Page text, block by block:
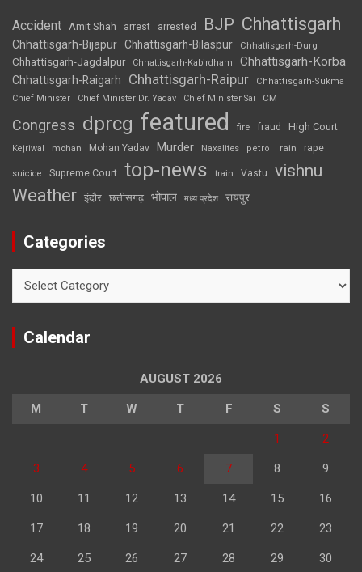
Accident Amit Shah arrest arrested BJP Chhattisgarh
Chhattisgarh-Bijapur Chhattisgarh-Bilaspur Chhattisgarh-Durg
Chhattisgarh-Jagdalpur Chhattisgarh-Kabirdham Chhattisgarh-Korba
Chhattisgarh-Raigarh Chhattisgarh-Raipur
Chhattisgarh-Sukma
Chief Minister
Chief Minister Dr. Yadav Chief Minister Sai CM
Congress dprcg featured fire fraud High Court
Kejriwal mohan Mohan Yadav Murder Naxalites petrol rain rape
suicide Supreme Court top-news train Vastu vishnu
Weather इंदौर छत्तीसगढ़ भोपाल मध्य प्रदेश रायपुर
Categories
Calendar
AUGUST 2026
M T W T F S S
1 2
3 4 5 6 7 8 9
10 11 12 13 14 15 16
17 18 19 20 21 22 23
24 25 26 27 28 29 30